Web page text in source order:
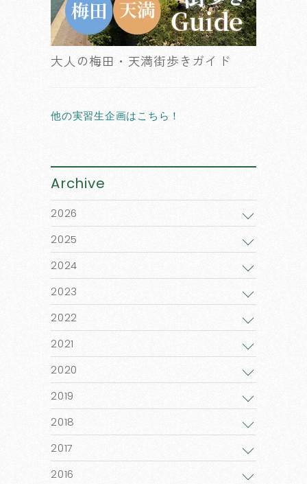
大人の梅田・天満街歩きガイド
他の実習生企画はこちら！
Archive
2026
2025
2024
2023
2022
2021
2020
2019
2018
2017
2016